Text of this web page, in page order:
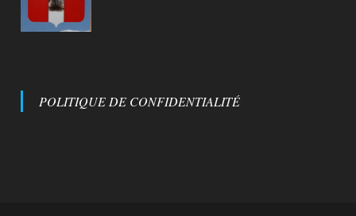
POLITIQUE DE CONFIDENTIALITÉ